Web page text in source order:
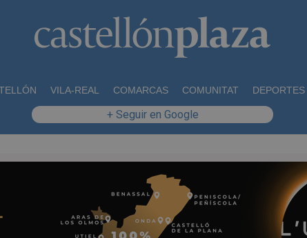
VILA-REAL COMARCAS COMUNITAT DEPORTES
+ Seguir en Google